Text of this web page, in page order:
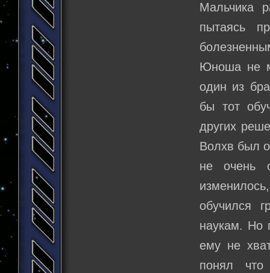
Мальчика
пытаясь
Юноша не
один из
бы тот
других
Волхв был
не очень
обучился
наукам. Но
ему не
понял